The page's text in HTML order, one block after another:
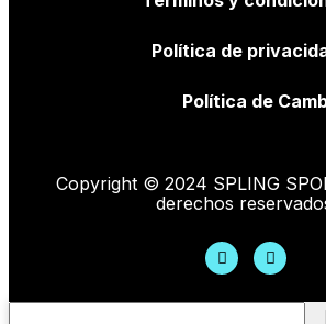
Política de
Política de
Copyright © 2024 SPLING
derechos